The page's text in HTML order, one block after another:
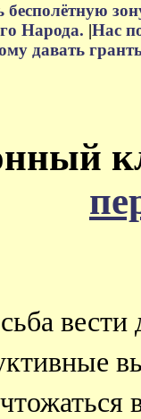
бесполётную
Народа. |Нас
давать
вести